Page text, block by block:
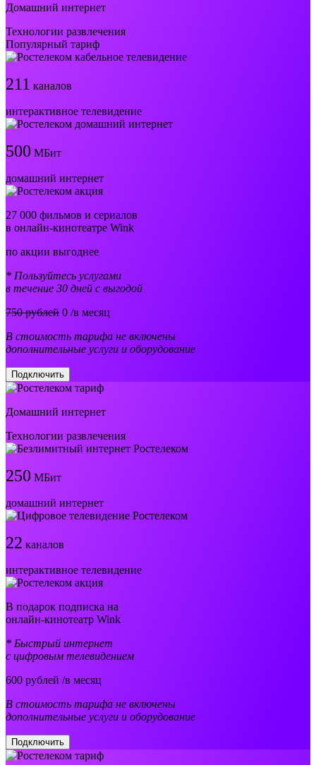
Домашний интернет
Технологии развлечения
Популярный тариф
211 каналов
интерактивное телевидение
500 МБит
домашний интернет
27 000 фильмов и сериалов
в онлайн-кинотеатре Wink
по акции выгоднее
* Пользуйтесь услугами
в течение 30 дней с выгодой
750 рублей 0 /в месяц
В стоимость тарифа не включены
дополнительные услуги и оборудование
Подключить
Домашний интернет
Технологии развлечения
250 МБит
домашний интернет
22 каналов
интерактивное телевидение
В подарок подписка на
онлайн-кинотеатр Wink
* Быстрый интернет
с цифровым телевидением
600 рублей /в месяц
В стоимость тарифа не включены
дополнительные услуги и оборудование
Подключить